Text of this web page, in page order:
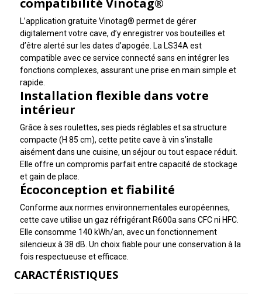
compatibilité Vinotag®
L’application gratuite Vinotag® permet de gérer
digitalement votre cave, d’y enregistrer vos bouteilles et
d’être alerté sur les dates d’apogée. La LS34A est
compatible avec ce service connecté sans en intégrer les
fonctions complexes, assurant une prise en main simple et
rapide.
Installation flexible dans votre
intérieur
Grâce à ses roulettes, ses pieds réglables et sa structure
compacte (H 85 cm), cette petite cave à vin s’installe
aisément dans une cuisine, un séjour ou tout espace réduit.
Elle offre un compromis parfait entre capacité de stockage
et gain de place.
Écoconception et fiabilité
Conforme aux normes environnementales européennes,
cette cave utilise un gaz réfrigérant R600a sans CFC ni HFC.
Elle consomme 140 kWh/an, avec un fonctionnement
silencieux à 38 dB. Un choix fiable pour une conservation à la
fois respectueuse et efficace.
CARACTÉRISTIQUES